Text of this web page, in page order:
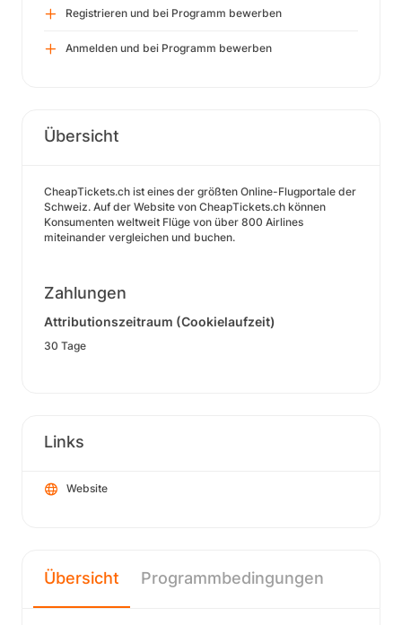
Registrieren und bei Programm bewerben
Anmelden und bei Programm bewerben
Übersicht
CheapTickets.ch ist eines der größten Online-Flugportale der
Schweiz. Auf der Website von CheapTickets.ch können
Konsumenten weltweit Flüge von über 800 Airlines
miteinander vergleichen und buchen.
Zahlungen
Attributionszeitraum (Cookielaufzeit)
30 Tage
Links
Website
Übersicht Programmbedingungen